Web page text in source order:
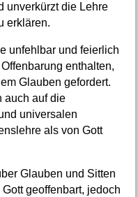
unverkürzt die Lehre
erklären.
unfehlbar und feierlich
enthalten,
Glauben gefordert.
auch auf die
universalen
als von Gott
Glauben und Sitten
geoffenbart, jedoch